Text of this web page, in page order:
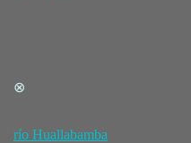
⊗
río Huallabamba